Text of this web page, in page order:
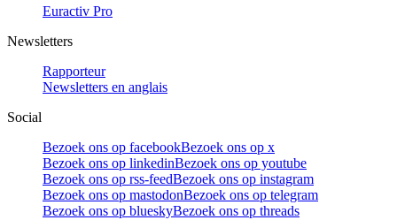
Euractiv Pro
Newsletters
Rapporteur
Newsletters en anglais
Social
Bezoek ons op facebookBezoek ons op x
Bezoek ons op linkedinBezoek ons op youtube
Bezoek ons op rss-feedBezoek ons op instagram
Bezoek ons op mastodonBezoek ons op telegram
Bezoek ons op blueskyBezoek ons op threads